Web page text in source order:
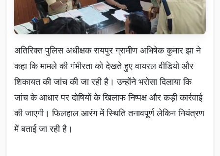
अतिरिक्त पुलिस अधीक्षक रायपुर ग्रामीण अभिषेक कुमार झा ने
कहा कि मामले की गंभीरता को देखते हुए वायरल वीडियो और
शिकायत की जांच की जा रही है। उन्होंने भरोसा दिलाया कि
जांच के आधार पर दोषियों के खिलाफ निष्पक्ष और कड़ी कार्रवाई
की जाएगी। फिलहाल आरंग में स्थिति तनावपूर्ण लेकिन नियंत्रण
में बताई जा रही है।